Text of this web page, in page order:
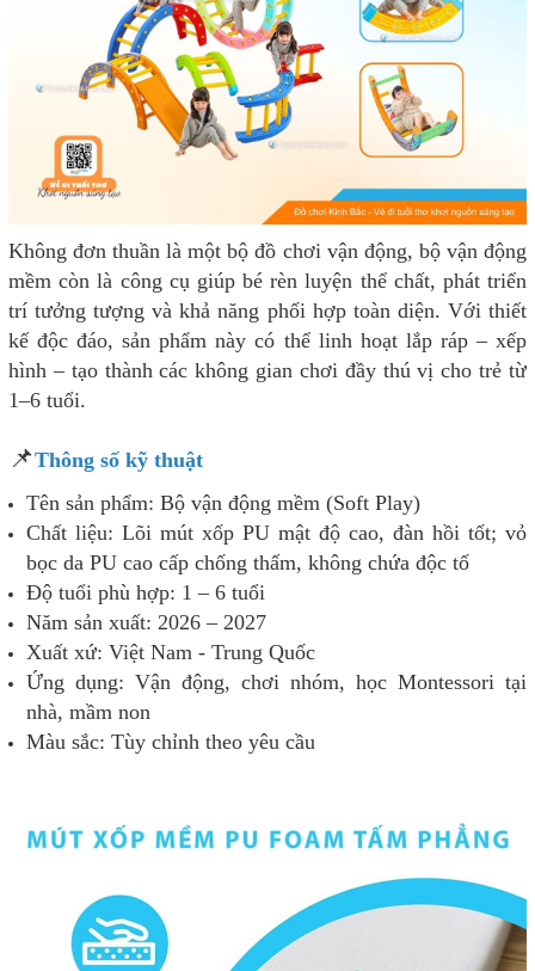
Không đơn thuần là một bộ đồ chơi vận động, bộ vận động
mềm còn là công cụ giúp bé rèn luyện thể chất, phát triển
trí tưởng tượng và khả năng phối hợp toàn diện. Với thiết
kế độc đáo, sản phẩm này có thể linh hoạt lắp ráp – xếp
hình – tạo thành các không gian chơi đầy thú vị cho trẻ từ
1–6 tuổi.
📌Thông số kỹ thuật
Tên sản phẩm: Bộ vận động mềm (Soft Play)
Chất liệu: Lõi mút xốp PU mật độ cao, đàn hồi tốt; vỏ
bọc da PU cao cấp chống thấm, không chứa độc tố
Độ tuổi phù hợp: 1 – 6 tuổi
Năm sản xuất: 2026 – 2027
Xuất xứ: Việt Nam - Trung Quốc
Ứng dụng: Vận động, chơi nhóm, học Montessori tại
nhà, mầm non
Màu sắc: Tùy chỉnh theo yêu cầu